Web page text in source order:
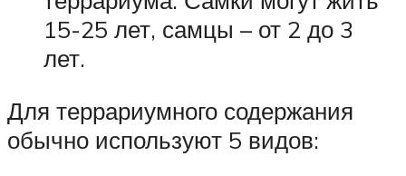
15-25 лет, самцы – от 2 до 3
лет.
Для террариумного содержания
обычно используют 5 видов: